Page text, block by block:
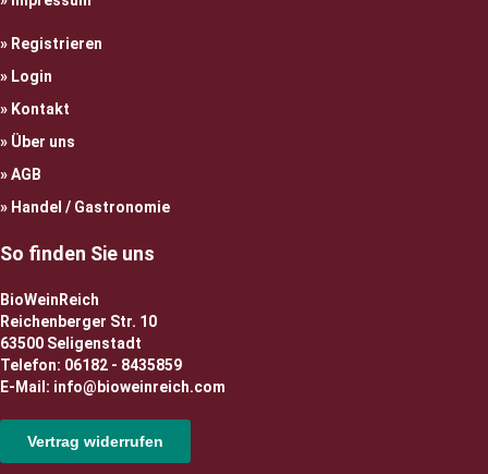
Registrieren
Login
Kontakt
Über uns
AGB
Handel / Gastronomie
So finden Sie uns
BioWeinReich
Reichenberger Str. 10
63500 Seligenstadt
Telefon: 06182 - 8435859
E-Mail: info@bioweinreich.com
Vertrag widerrufen